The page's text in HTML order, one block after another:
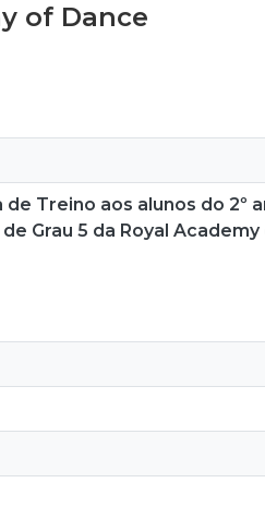
of Dance
Treino aos alunos do 2º
Grau 5 da Royal